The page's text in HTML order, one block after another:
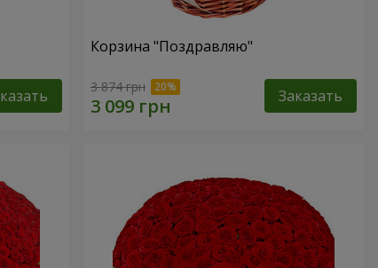
Корзина "Поздравляю"
3 874 грн Заказать